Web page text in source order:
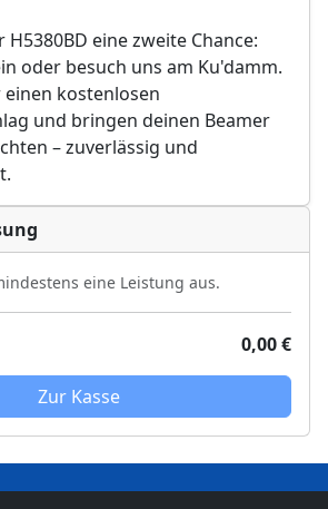
H5380BD eine zweite Chance:
oder besuch uns am Ku'damm.
kostenlosen
und bringen deinen Beamer
– zuverlässig und
eine Leistung aus.
0,00 €
Zur Kasse